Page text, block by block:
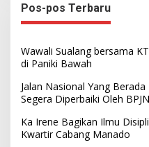
Pos-pos Terbaru
Wawali Sualang bersama
di Paniki Bawah
Jalan Nasional Yang
Segera Diperbaiki Oleh BPJN
Ka Irene Bagikan Ilmu
Kwartir Cabang Manado